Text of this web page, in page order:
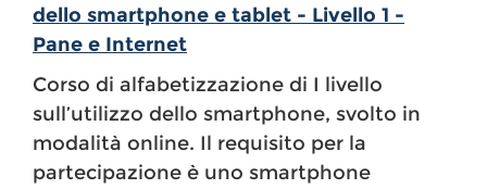
dello smartphone e tablet - Livello 1 -
Pane e Internet
Corso di alfabetizzazione di I livello
sull’utilizzo dello smartphone, svolto in
modalità online. Il requisito per la
partecipazione è uno smartphone